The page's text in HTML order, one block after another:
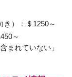
き）：＄1250～
～
まれていない」